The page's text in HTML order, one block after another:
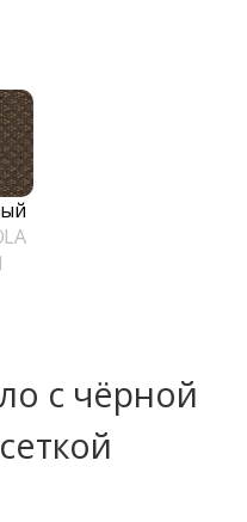
с чёрной